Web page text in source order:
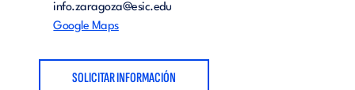
info.zaragoza@esic.edu
Google Maps
SOLICITAR INFORMACIÓN